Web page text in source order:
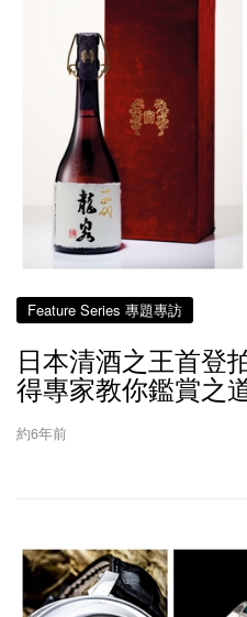
Feature Series 專題專訪
日本清酒之王首
得專家教你鑑賞之
約6年前